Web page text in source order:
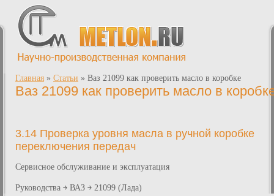
Главная » Статьи » Ваз 21099 как проверить масло в коробке
Ваз 21099 как проверить масло в
3.14 Проверка уровня масла в ручной коробке
переключения передач
Сервисное обслуживание и эксплуатация
Руководства ￫ ВАЗ ￫ 21099 (Лада)